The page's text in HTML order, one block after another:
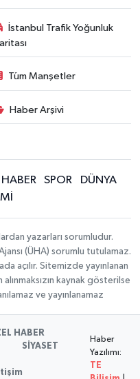
İstanbul Trafik Yoğunluk
Tüm Manşetler
Haber Arşivi
SPOR
DÜNYA
yazarları sorumludur.
(ÜHA) sorumlu tutulamaz.
açılır. Sitemizde yayınlanan
kaynak gösterilse
ve yayınlanamaz
HABER
SİYASET
Haber
Yazılımı:
TE